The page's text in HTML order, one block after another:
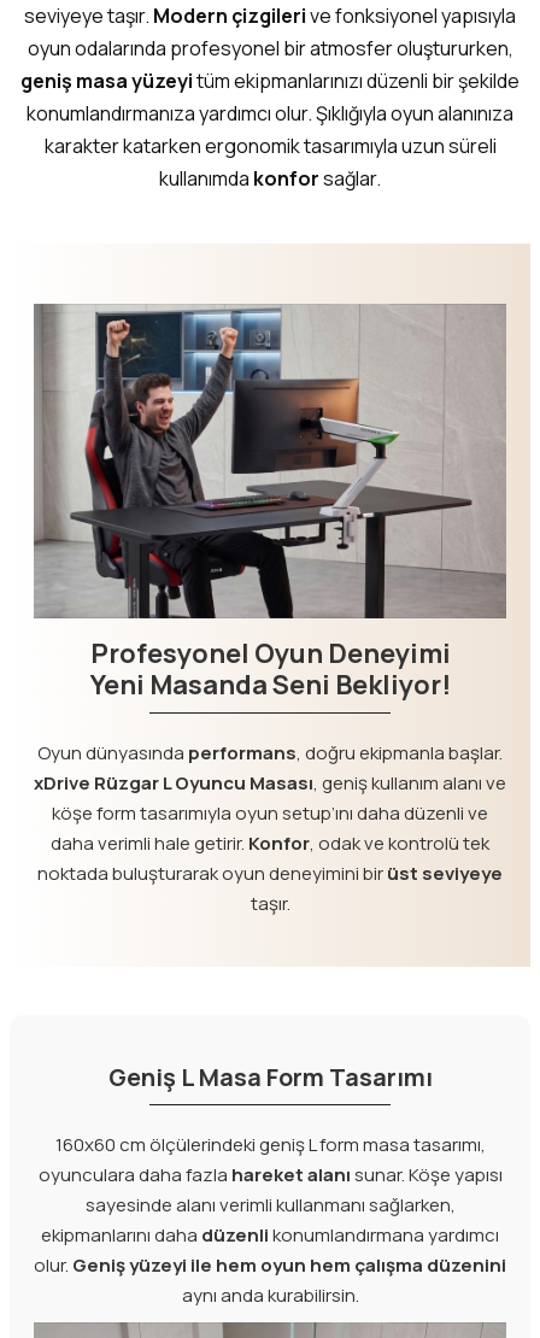
seviyeye taşır. Modern çizgilerive fonksiyonel yapısıyla
oyun odalarında profesyonel bir atmosfer oluştururken,
geniş masa yüzeyitüm ekipmanlarınızı düzenli bir şekilde
konumlandırmanıza yardımcı olur. Şıklığıyla oyun alanınıza
karakter katarken ergonomik tasarımıyla uzun süreli
kullanımda konforsağlar.
Profesyonel Oyun Deneyimi
Yeni Masanda Seni Bekliyor!
Oyun dünyasında performans, doğru ekipmanla başlar.
xDrive Rüzgar L Oyuncu Masası, geniş kullanım alanı ve
köşe form tasarımıyla oyun setup’ını daha düzenli ve
daha verimli hale getirir. Konfor, odak ve kontrolü tek
noktada buluşturarak oyun deneyimini birüst seviyeye
taşır.
Geniş L Masa Form Tasarımı
160x60 cm ölçülerindeki geniş L form masa tasarımı,
oyunculara daha fazla hareket alanısunar. Köşe yapısı
sayesinde alanı verimli kullanmanı sağlarken,
ekipmanlarını daha düzenlikonumlandırmana yardımcı
olur. Geniş yüzeyi ile hem oyun hem çalışma düzenini
aynı anda kurabilirsin.